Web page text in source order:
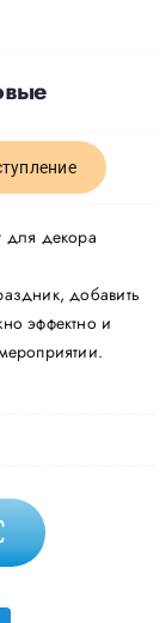
для декора
добавить
эффектно и